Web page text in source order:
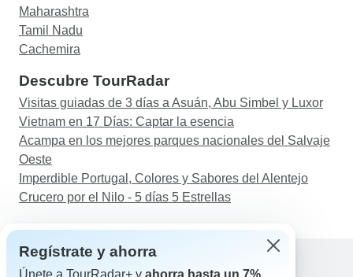
Maharashtra
Tamil Nadu
Cachemira
Descubre TourRadar
Visitas guiadas de 3 días a Asuán, Abu Simbel y Luxor
Vietnam en 17 Días: Captar la esencia
Acampa en los mejores parques nacionales del Salvaje
Oeste
Imperdible Portugal, Colores y Sabores del Alentejo
Crucero por el Nilo - 5 días 5 Estrellas
Regístrate y ahorra
Únete a TourRadar+ y ahorra hasta un 7%